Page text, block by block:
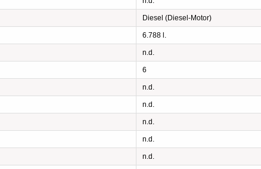
Diesel (Diesel-Motor)
6.788 l.
n.d.
6
n.d.
n.d.
n.d.
n.d.
n.d.